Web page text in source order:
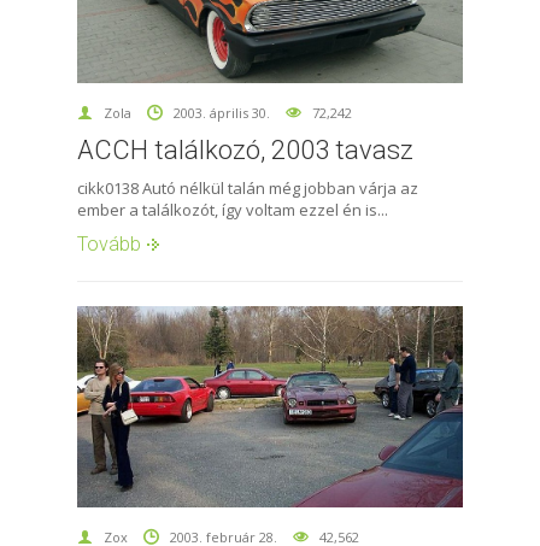
Zola 2003. április 30. 72,242
ACCH találkozó, 2003 tavasz
cikk0138 Autó nélkül talán még jobban várja az
ember a találkozót, így voltam ezzel én is...
Tovább
Zox 2003. február 28. 42,562